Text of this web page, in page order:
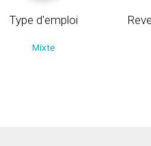
Type d'emploi
Mixte